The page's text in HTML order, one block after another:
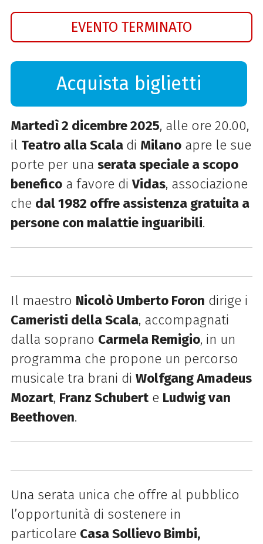
EVENTO TERMINATO
Acquista biglietti
Martedì 2 dicembre 2025, alle ore 20.00,
il Teatro alla Scala di Milanoapre le sue
porte per una serata speciale a scopo
beneficoa favore diVidas, associazione
che dal 1982 offre assistenza gratuita a
persone con malattie inguaribili.
Il maestro Nicolò Umberto Foron dirige i
Cameristi della Scala, accompagnati
dalla soprano Carmela Remigio, in un
programma che propone un percorso
musicale tra brani di Wolfgang Amadeus
Mozart, Franz Schuberte Ludwig van
Beethoven.
Una serata unica che offre al pubblico
l’opportunità di sostenere in
particolare Casa Sollievo Bimbi,